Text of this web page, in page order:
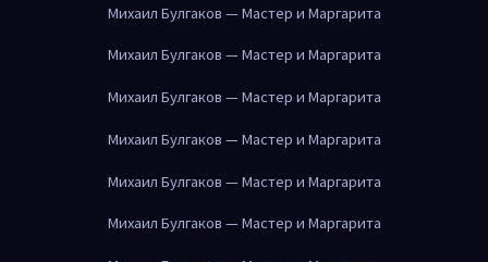
Михаил Булгаков — Мастер и Маргарита
Михаил Булгаков — Мастер и Маргарита
Михаил Булгаков — Мастер и Маргарита
Михаил Булгаков — Мастер и Маргарита
Михаил Булгаков — Мастер и Маргарита
Михаил Булгаков — Мастер и Маргарита